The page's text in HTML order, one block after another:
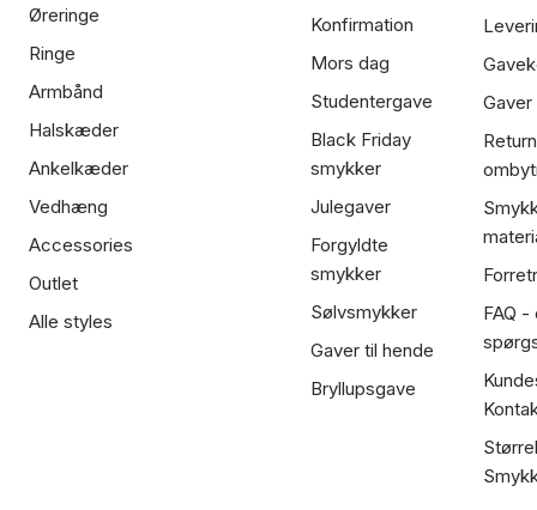
Øreringe
Ringe
Armbånd
Halskæder
Ankelkæder
Vedhæng
Accessories
Outlet
Alle styles
Konfirmation
Mors dag
Studentergave
Black Friday
smykker
Julegaver
Forgyldte
smykker
Sølvsmykker
Gaver til hende
Bryllupsgave
FAQ